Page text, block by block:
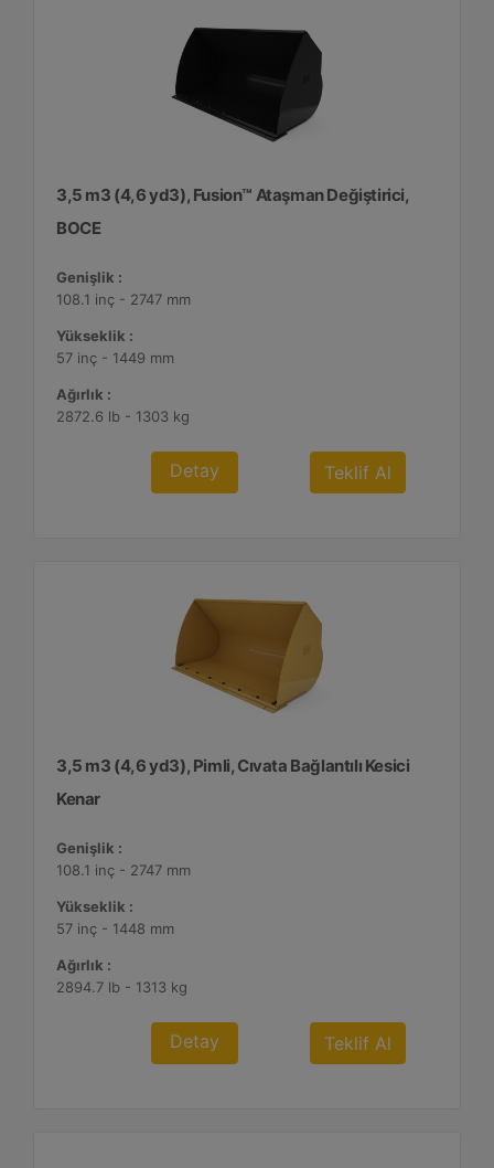
3,5 m3 (4,6 yd3), Fusion™ Ataşman Değiştirici,
BOCE
Genişlik :
108.1 inç - 2747 mm
Yükseklik :
57 inç - 1449 mm
Ağırlık :
2872.6 lb - 1303 kg
Detay Teklif Al
3,5 m3 (4,6 yd3), Pimli, Cıvata Bağlantılı Kesici
Kenar
Genişlik :
108.1 inç - 2747 mm
Yükseklik :
57 inç - 1448 mm
Ağırlık :
2894.7 lb - 1313 kg
Detay Teklif Al